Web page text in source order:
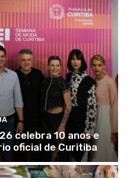
celebra 10 anos e
oficial de Curitiba